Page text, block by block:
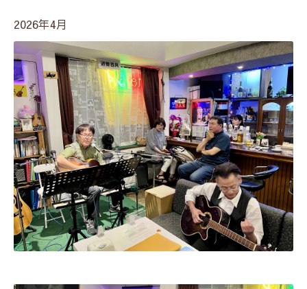
2026年4月